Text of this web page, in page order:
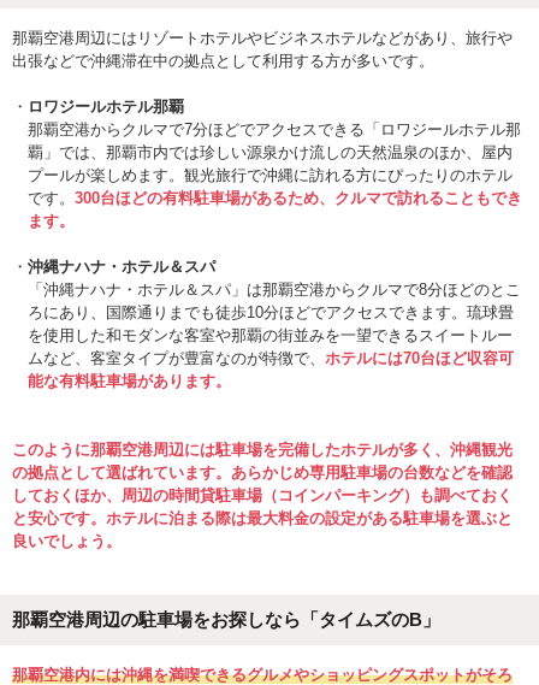
那覇空港周辺にはリゾートホテルやビジネスホテルなどがあり、旅行や
出張などで沖縄滞在中の拠点として利用する方が多いです。
ロワジールホテル那覇
那覇空港からクルマで7分ほどでアクセスできる「ロワジールホテル那
覇」では、那覇市内では珍しい源泉かけ流しの天然温泉のほか、屋内
プールが楽しめます。観光旅行で沖縄に訪れる方にぴったりのホテル
です。 300台ほどの有料駐車場があるため、クルマで訪れることもでき
ます。
沖縄ナハナ・ホテル＆スパ
「沖縄ナハナ・ホテル＆スパ」は那覇空港からクルマで8分ほどのとこ
ろにあり、国際通りまでも徒歩10分ほどでアクセスできます。琉球畳
を使用した和モダンな客室や那覇の街並みを一望できるスイートルー
ムなど、客室タイプが豊富なのが特徴で、 ホテルには70台ほど収容可
能な有料駐車場があります。
このように那覇空港周辺には駐車場を完備したホテルが多く、沖縄観光
の拠点として選ばれています。あらかじめ専用駐車場の台数などを確認
しておくほか、周辺の時間貸駐車場（コインパーキング）も調べておく
と安心です。ホテルに泊まる際は最大料金の設定がある駐車場を選ぶと
良いでしょう。
那覇空港周辺の駐車場をお探しなら「タイムズのB」
那覇空港内には沖縄を満喫できるグルメやショッピングスポットがそろ